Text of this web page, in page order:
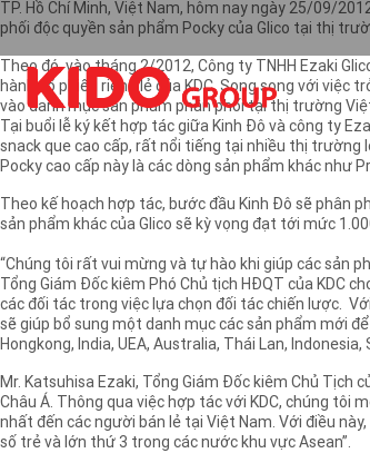
TP. Hồ Chí Minh, Việt Nam, hôm nay ngày 25/09/
phối độc quyền sản phẩm Pocky của Glico tại thị
Theo đó, vào tháng 2/2012, Công ty TNHH Ezaki
hành cổ phiếu riêng lẻ của KDC. Song song với việc
vào danh mục sản phẩm phân phối tại thị trường
Tại buổi lễ ký kết hợp tác giữa Kinh Đô và công ty
snack que cao cấp, rất nổi tiếng tại nhiều thị trường
Pocky cao cấp này là các dòng sản phẩm khác như
Theo kế hoạch hợp tác, bước đầu Kinh Đô sẽ phân
sản phẩm khác của Glico sẽ kỳ vọng đạt tới mức
“Chúng tôi rất vui mừng và tự hào khi giúp các sản
Tổng Giám Đốc kiêm Phó Chủ tịch HĐQT của KDC
các đối tác trong việc lựa chọn đối tác chiến lược.
sẽ giúp bổ sung một danh mục các sản phẩm mới
Hongkong, India, UEA, Australia, Thái Lan,
Mr. Katsuhisa Ezaki, Tổng Giám Đốc kiêm Chủ Tịch
Châu Á. Thông qua việc hợp tác với KDC, chúng
nhất đến các người bán lẻ tại Việt Nam. Với điều
số trẻ và lớn thứ 3 trong các nước khu vực Asean”.